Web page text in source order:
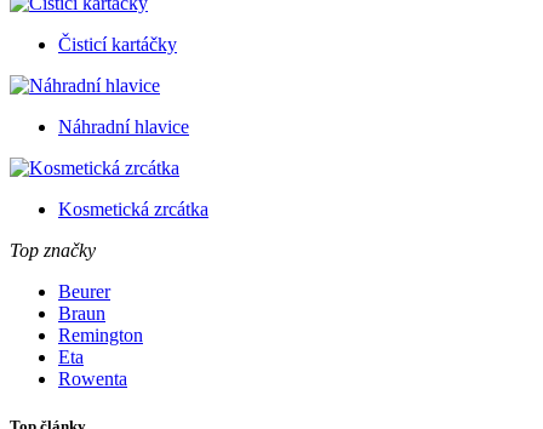
Čisticí kartáčky
Náhradní hlavice
Kosmetická zrcátka
Top značky
Beurer
Braun
Remington
Eta
Rowenta